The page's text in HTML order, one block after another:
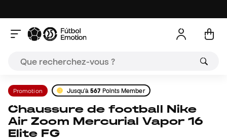
Promotion Jusqu'à567 Points Member
Chaussure de football Nike
Air Zoom Mercurial Vapor 16
Elite FG